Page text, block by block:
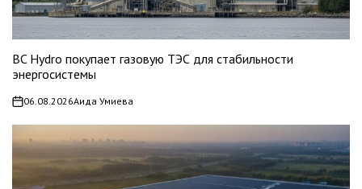
BC Hydro покупает газовую ТЭС для стабильности
энергосистемы
on06.08.2026Аида Умиева